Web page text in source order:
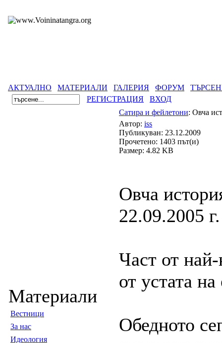
АКТУАЛНО МАТЕРИАЛИ ГАЛЕРИЯ ФОРУМ
РЕГИСТРАЦИЯ
ВХОД
Материали
Вестници
За нас
Идеология
Сатира и фейлетони: Овча
Автор: iss
Публикуван: 23.12.2009
Прочетено: 1403 път(и)
Размер: 4.82 KB
Овча
22.09.2005
Част от
от устата
Обедното